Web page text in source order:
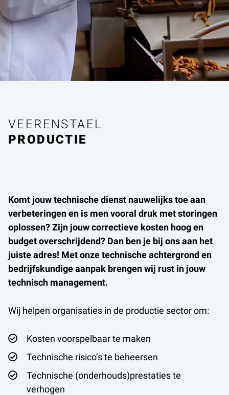
VEERENSTAEL
PRODUCTIE
Komt jouw technische dienst nauwelijks toe aan
verbeteringen en is men vooral druk met storingen
oplossen? Zijn jouw correctieve kosten hoog en
budget overschrijdend? Dan ben je bij ons aan het
juiste adres! Met onze technische achtergrond en
bedrijfskundige aanpak brengen wij rust in jouw
technisch management.
Wij helpen organisaties in de productie sector om:
Kosten voorspelbaar te maken
Technische risico’s te beheersen
Technische (onderhouds)prestaties te
verhogen